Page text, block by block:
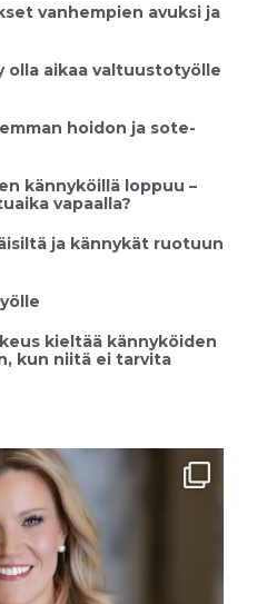
vanhempien avuksi ja
olla aikaa valtuustotyölle
hoidon ja sote-
kännyköillä loppuu –
vapaalla?
ja kännykät ruotuun
kieltää kännyköiden
kun niitä ei tarvita